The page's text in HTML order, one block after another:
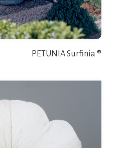
PETUNIA Surfinia ®